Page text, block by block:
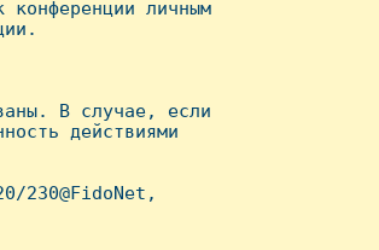
конференции личным
В случае, если
действиями
230@FidoNet,